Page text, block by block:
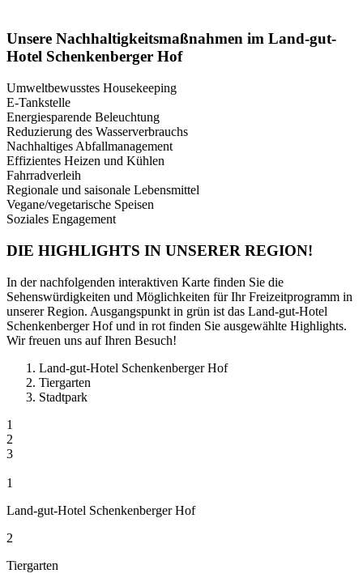
Unsere Nachhaltigkeitsmaßnahmen im Land-gut-
Hotel Schenkenberger Hof
Umweltbewusstes Housekeeping
E-Tankstelle
Energiesparende Beleuchtung
Reduzierung des Wasserverbrauchs
Nachhaltiges Abfallmanagement
Effizientes Heizen und Kühlen
Fahrradverleih
Regionale und saisonale Lebensmittel
Vegane/vegetarische Speisen
Soziales Engagement
DIE HIGHLIGHTS IN UNSERER REGION!
In der nachfolgenden interaktiven Karte finden Sie die
Sehenswürdigkeiten und Möglichkeiten für Ihr Freizeitprogramm in
unserer Region. Ausgangspunkt in grün ist das Land-gut-Hotel
Schenkenberger Hof und in rot finden Sie ausgewählte Highlights.
Wir freuen uns auf Ihren Besuch!
Land-gut-Hotel Schenkenberger Hof
Tiergarten
Stadtpark
1
2
3
1
Land-gut-Hotel Schenkenberger Hof
2
Tiergarten